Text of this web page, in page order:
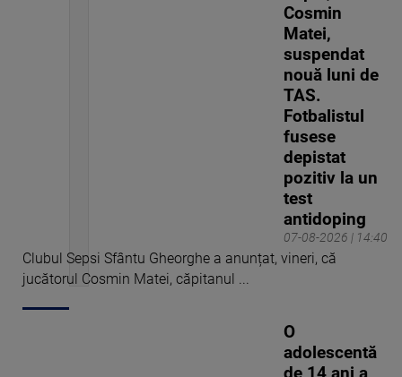
07-08-2026 | 14:40
Cosmin
Matei,
suspendat
nouă luni de
TAS.
Fotbalistul
fusese
depistat
pozitiv la un
test
antidoping
Clubul Sepsi Sfântu Gheorghe a anunțat, vineri, că
jucătorul Cosmin Matei, căpitanul ...
O
adolescentă